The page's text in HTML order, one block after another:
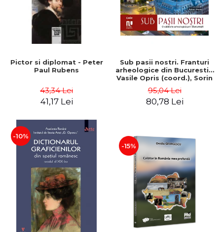
Pictor si diplomat - Peter
Paul Rubens
43,34 Lei
41,17 Lei
Sub pasii nostri. Franturi
arheologice din Bucuresti -
Vasile Opris (coord.), Sorin
Elena Gavrila
95,04 Lei
80,78 Lei
-10%
-15%